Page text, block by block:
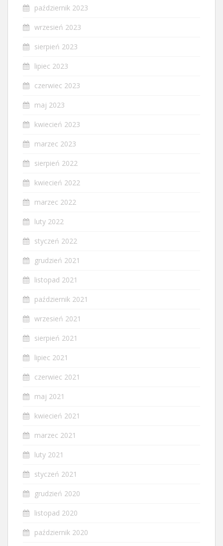
październik 2023
wrzesień 2023
sierpień 2023
lipiec 2023
czerwiec 2023
maj 2023
kwiecień 2023
marzec 2023
sierpień 2022
kwiecień 2022
marzec 2022
luty 2022
styczeń 2022
grudzień 2021
listopad 2021
październik 2021
wrzesień 2021
sierpień 2021
lipiec 2021
czerwiec 2021
maj 2021
kwiecień 2021
marzec 2021
luty 2021
styczeń 2021
grudzień 2020
listopad 2020
październik 2020